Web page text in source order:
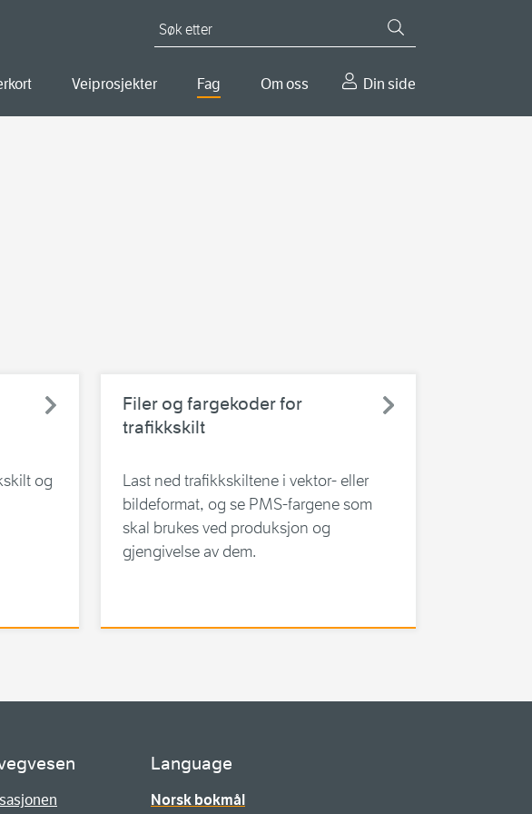
Veiprosjekter Fag Om oss Din side
og
Filer og fargekoder for
trafikkskilt
Last ned trafikkskiltene i vektor- eller
bildeformat, og se PMS-fargene som
skal brukes ved produksjon og
gjengivelse av dem.
Language
Norsk bokmål